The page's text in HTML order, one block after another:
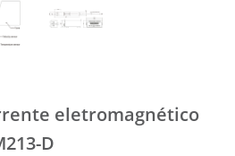
eletromagnético
D